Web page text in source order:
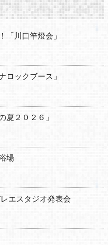
「川口竿燈会」
ロックブース」
夏２０２６」
場
エスタジオ発表会